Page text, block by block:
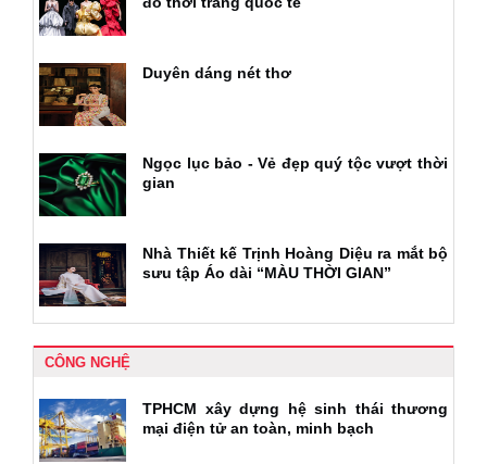
Duyên dáng nét thơ
Ngọc lục bảo - Vẻ đẹp quý tộc vượt thời
gian
Nhà Thiết kế Trịnh Hoàng Diệu ra mắt bộ
sưu tập Áo dài “MÀU THỜI GIAN”
CÔNG NGHỆ
TPHCM xây dựng hệ sinh thái thương
mại điện tử an toàn, minh bạch